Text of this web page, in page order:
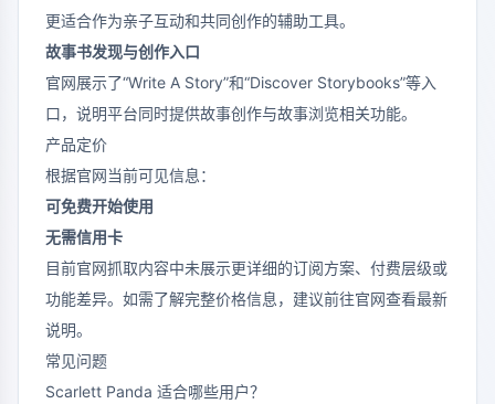
更适合作为亲子互动和共同创作的辅助工具。
故事书发现与创作入口
官网展示了“Write A Story”和“Discover Storybooks”等入
口，说明平台同时提供故事创作与故事浏览相关功能。
产品定价
根据官网当前可见信息：
可免费开始使用
无需信用卡
目前官网抓取内容中未展示更详细的订阅方案、付费层级或
功能差异。如需了解完整价格信息，建议前往官网查看最新
说明。
常见问题
Scarlett Panda 适合哪些用户？